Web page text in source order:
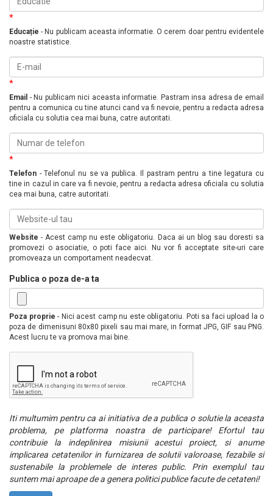
*
Educație - Nu publicam aceasta informatie. O cerem doar pentru evidentele
noastre statistice.
*
Email - Nu publicam nici aceasta informatie. Pastram insa adresa de email
pentru a comunica cu tine atunci cand va fi nevoie, pentru a redacta adresa
oficiala cu solutia cea mai buna, catre autoritati.
*
Telefon - Telefonul nu se va publica. Il pastram pentru a tine legatura cu
tine in cazul in care va fi nevoie, pentru a redacta adresa oficiala cu solutia
cea mai buna, catre autoritati.
Website - Acest camp nu este obligatoriu. Daca ai un blog sau doresti sa
promovezi o asociatie, o poti face aici. Nu vor fi acceptate site-uri care
promoveaza un comportament neadecvat.
Publica o poza de-a ta
Poza proprie - Nici acest camp nu este obligatoriu. Poti sa faci upload la o
poza de dimenisuni 80x80 pixeli sau mai mare, in format JPG, GIF sau PNG.
Acest lucru te va promova mai bine.
Iti multumim pentru ca ai initiativa de a publica o solutie la aceasta
problema, pe platforma noastra de participare! Efortul tau
contribuie la indeplinirea misiunii acestui proiect, si anume
implicarea cetatenilor in furnizarea de solutii valoroase, fezabile si
sustenabile la problemele de interes public. Prin exemplul tau
suntem mai aproape de a genera politici publice facute de cetateni!